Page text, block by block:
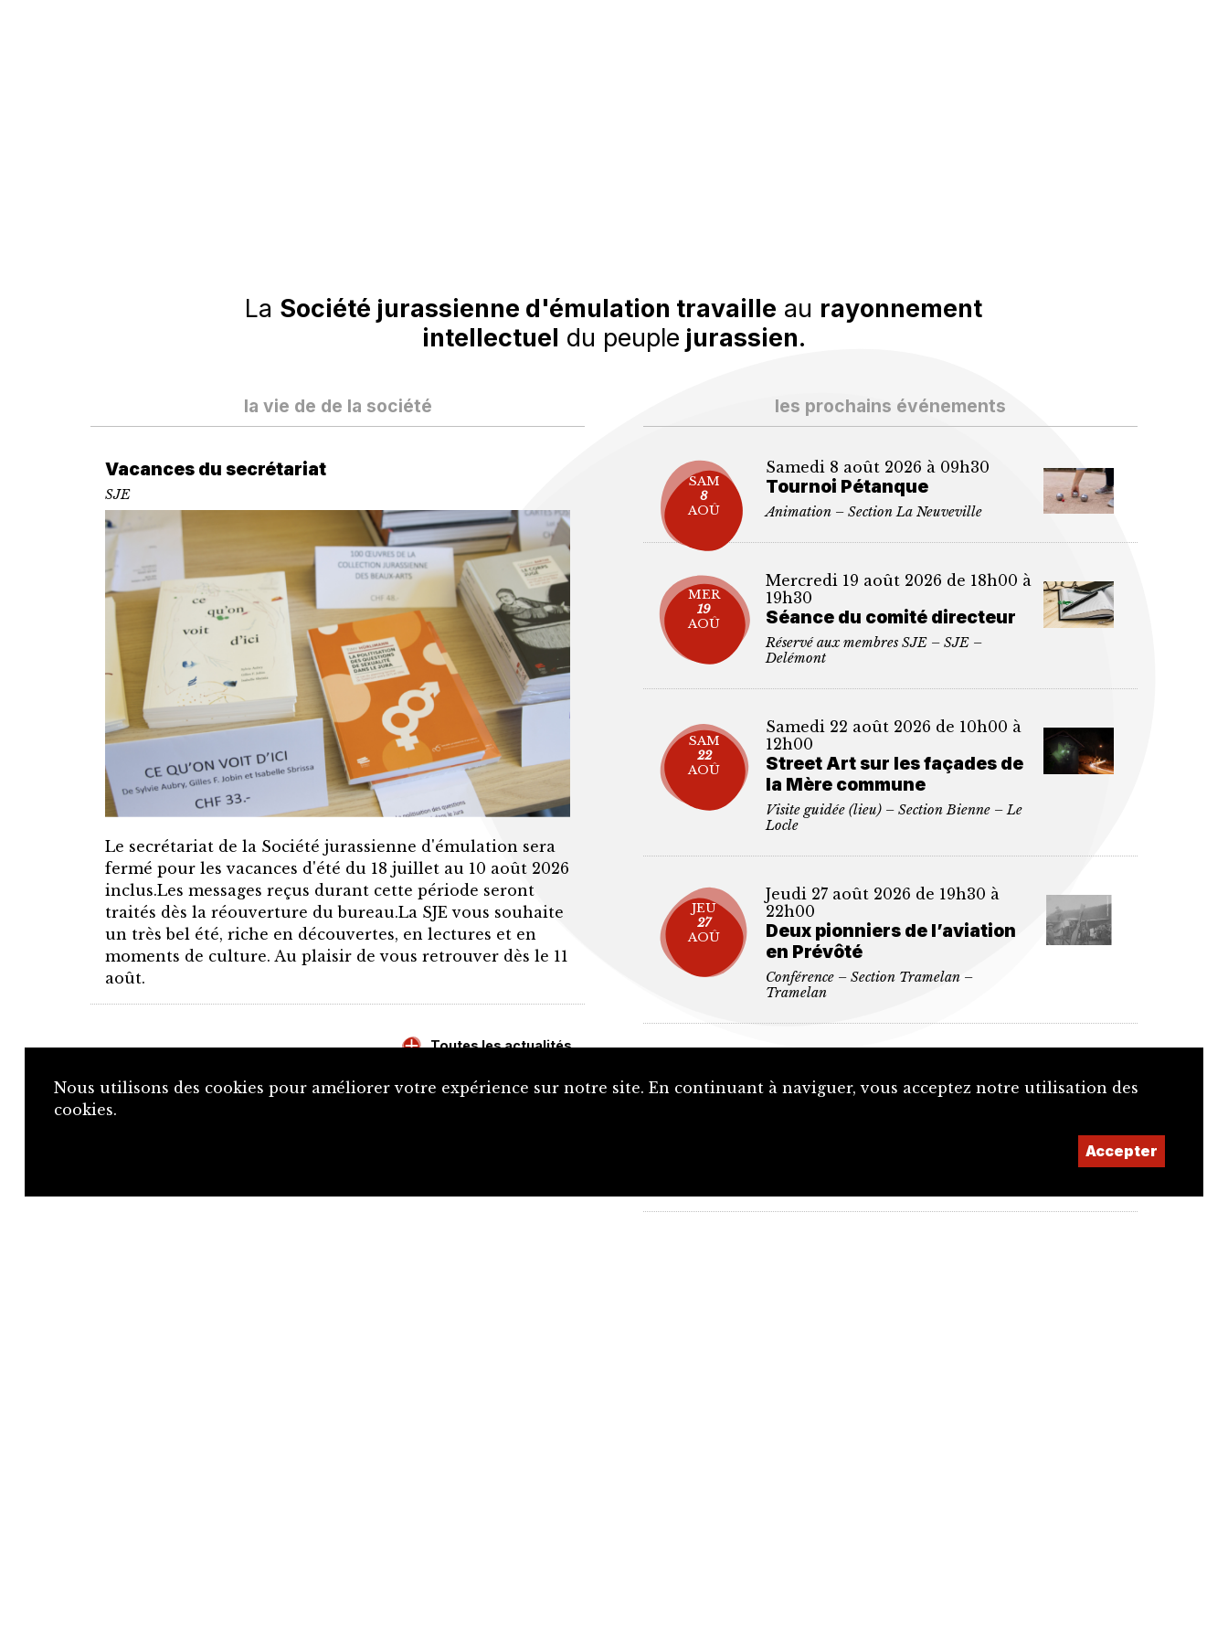
La Société jurassienne d'émulation travaille au rayonnement
intellectuel du peuple jurassien.
la vie de de la société
Vacances du secrétariat
SJE
Le secrétariat de la Société jurassienne d'émulation sera
fermé pour les vacances d'été du 18 juillet au 10 août 2026
inclus.Les messages reçus durant cette période seront
traités dès la réouverture du bureau.La SJE vous souhaite
un très bel été, riche en découvertes, en lectures et en
moments de culture. Au plaisir de vous retrouver dès le 11
août.
Toutes les actualités
les prochains événements
SAM
8
AOÛ
Samedi 8 août 2026 à 09h30
Tournoi Pétanque
Animation – Section La Neuveville
MER
19
AOÛ
Mercredi 19 août 2026 de 18h00 à
19h30
Séance du comité directeur
Réservé aux membres SJE – SJE –
Delémont
SAM
22
AOÛ
Samedi 22 août 2026 de 10h00 à
12h00
Street Art sur les façades de
la Mère commune
Visite guidée (lieu) – Section Bienne – Le
Locle
JEU
27
AOÛ
Jeudi 27 août 2026 de 19h30 à
22h00
Deux pionniers de l’aviation
en Prévôté
Conférence – Section Tramelan –
Tramelan
12
14h00
Assemblée du Cercle
Nous utilisons des cookies pour améliorer votre expérience sur notre site. En continuant à naviguer, vous acceptez notre utilisation des
cookies.
Accepter